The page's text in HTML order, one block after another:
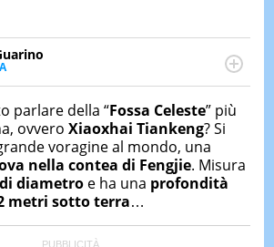
DI
IERI
Comparato e processi di
Storia contemporanea di America
Collabora con numerose testate ed
dell'Associazione Culturale "La
Sannio".
parlare della “Fossa Celeste” più
ovvero Xiaoxhai Tiankeng? Si
voragine al mondo, una
nella contea di Fengjie. Misura
diametroe ha una profondità
metri sotto terra…